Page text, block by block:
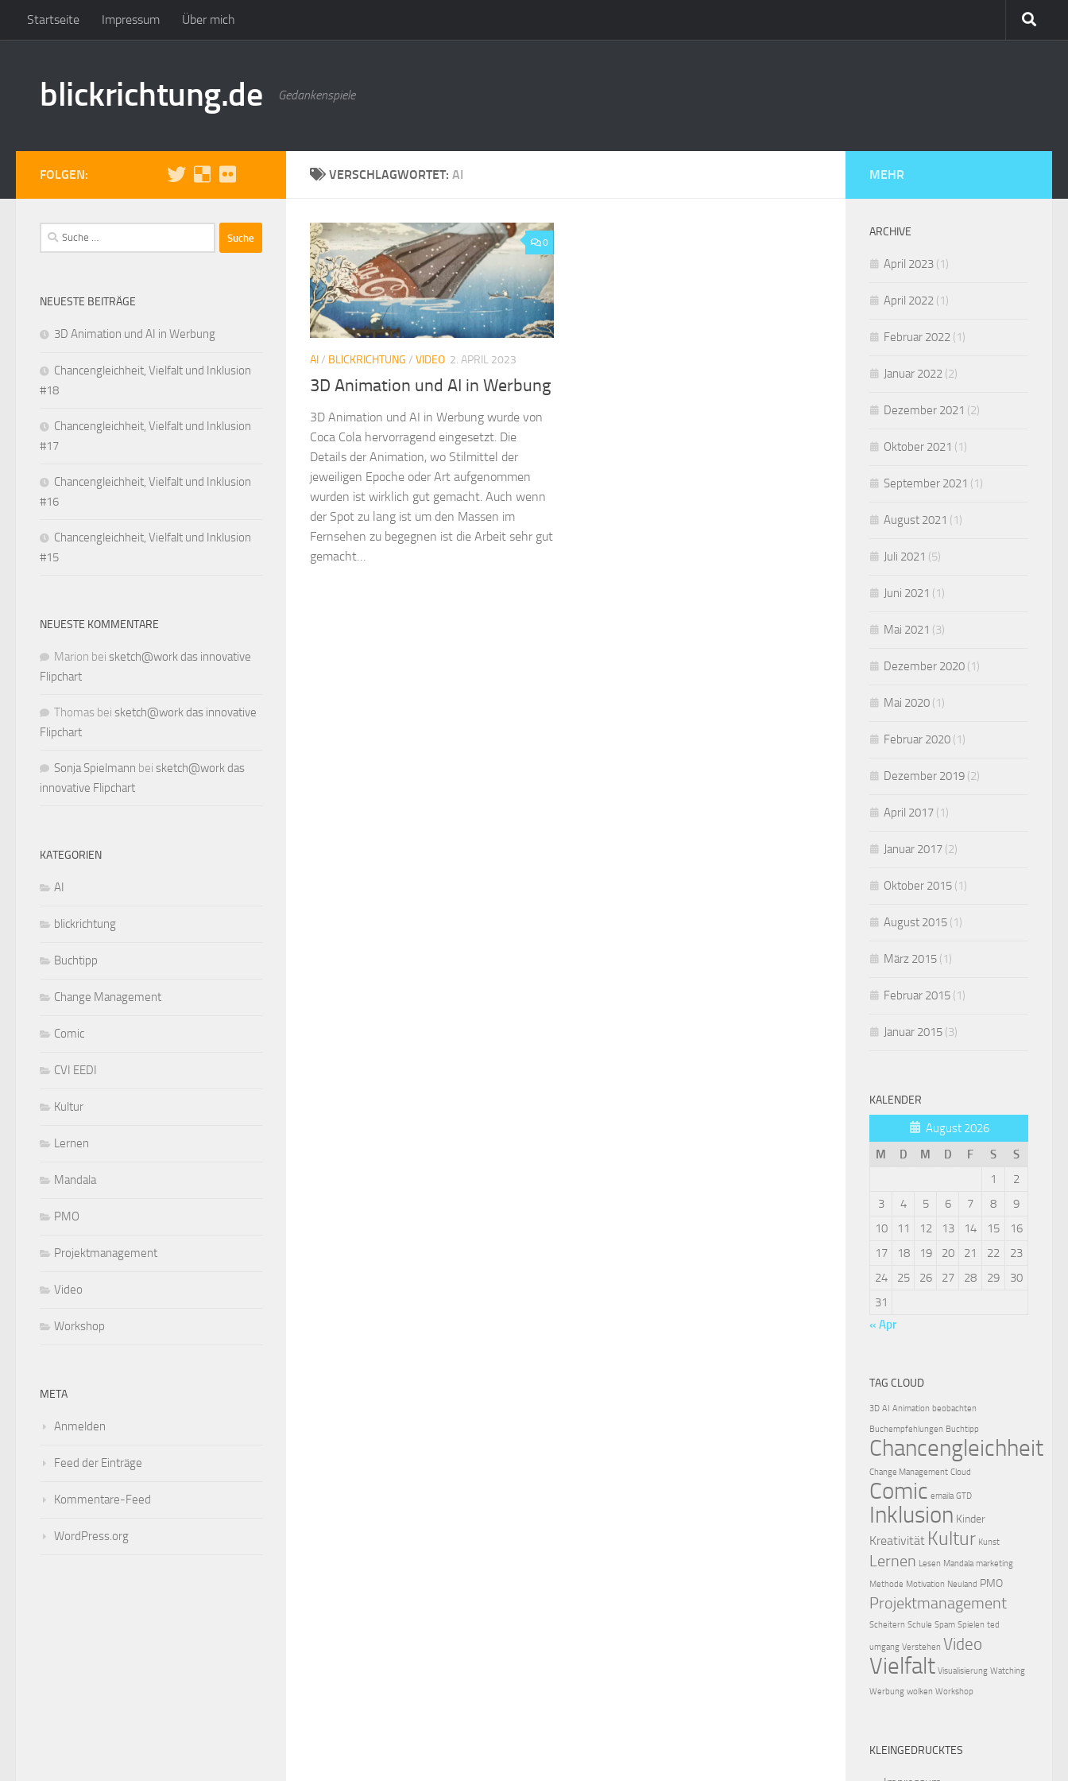
Zum Inhalt springen
Startseite Impressum Über mich
blickrichtung.de Gedankenspiele
VERSCHLAGWORTET: AI
0
AI/ BLICKRICHTUNG / VIDEO 2. APRIL 2023
3D Animation und AI in Werbung
3D Animation und AI in Werbung wurde von
Coca Cola hervorragend eingesetzt. Die
Details der Animation, wo Stilmittel der
jeweiligen Epoche oder Art aufgenommen
wurden ist wirklich gut gemacht. Auch wenn
der Spot zu lang ist um den Massen im
Fernsehen zu begegnen ist die Arbeit sehr gut
gemacht…
FOLGEN:
Suche
nach:
NEUESTE BEITRÄGE
3D Animation und AI in Werbung
Chancengleichheit, Vielfalt und Inklusion
#18
Chancengleichheit, Vielfalt und Inklusion
#17
Chancengleichheit, Vielfalt und Inklusion
#16
Chancengleichheit, Vielfalt und Inklusion
#15
NEUESTE KOMMENTARE
Marion bei sketch@work das innovative
Flipchart
Thomas bei sketch@work das innovative
Flipchart
Sonja Spielmann bei sketch@work das
innovative Flipchart
KATEGORIEN
AI
blickrichtung
Buchtipp
Change Management
Comic
CVI EEDI
Kultur
Lernen
Mandala
PMO
Projektmanagement
Video
Workshop
META
Anmelden
Feed der Einträge
Kommentare-Feed
WordPress.org
MEHR
ARCHIVE
April 2023 (1)
April 2022 (1)
Februar 2022 (1)
Januar 2022 (2)
Dezember 2021 (2)
Oktober 2021 (1)
September 2021 (1)
August 2021 (1)
Juli 2021 (5)
Juni 2021 (1)
Mai 2021 (3)
Dezember 2020 (1)
Mai 2020 (1)
Februar 2020 (1)
Dezember 2019 (2)
April 2017 (1)
Januar 2017 (2)
Oktober 2015 (1)
August 2015 (1)
März 2015 (1)
Februar 2015 (1)
Januar 2015 (3)
KALENDER
August 2026
M
D M D F S
S
1
2
3
4 5 6 7 8
9
10
11 12 13 14 15
16
17
18 19 20 21 22
23
24
25 26 27 28 29
30
31
« Apr
TAG CLOUD
3D AI Animation beobachten
Buchempfehlungen Buchtipp
Chancengleichheit
Change Management Cloud
Comic emaila GTD
Inklusion Kinder
Kreativität Kultur Kunst
Lernen Lesen Mandala marketing
Methode Motivation Neuland PMO
Projektmanagement
Scheitern Schule Spam Spielen ted
umgang Verstehen Video
Vielfalt Visualisierung Watching
Werbung wolken Workshop
KLEINGEDRUCKTES